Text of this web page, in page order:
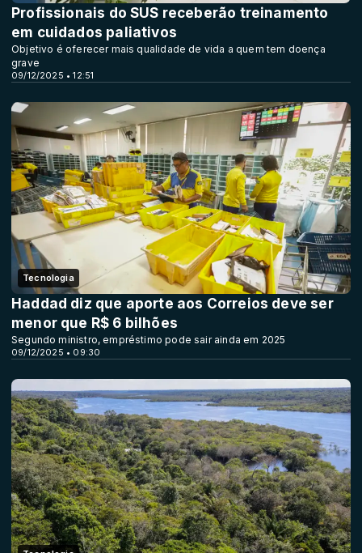
09/12/2025 • 12:51
Profissionais do SUS receberão treinamento
em cuidados paliativos
Objetivo é oferecer mais qualidade de vida a quem tem doença
grave
Tecnologia
09/12/2025 • 09:30
Haddad diz que aporte aos Correios deve ser
menor que R$ 6 bilhões
Segundo ministro, empréstimo pode sair ainda em 2025